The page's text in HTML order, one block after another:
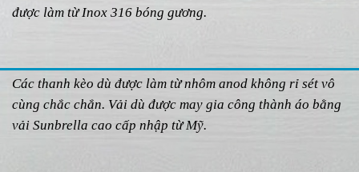
được làm từ Inox 316 bóng gương.
Các thanh kèo dù được làm từ nhôm anod không rỉ sét vô
cùng chắc chắn. Vải dù được may gia công thành áo bằng
vải Sunbrella cao cấp nhập từ Mỹ.